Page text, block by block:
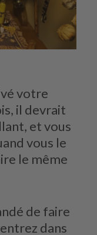
votre
il devrait
et vous
vous le
le même
de faire
dans